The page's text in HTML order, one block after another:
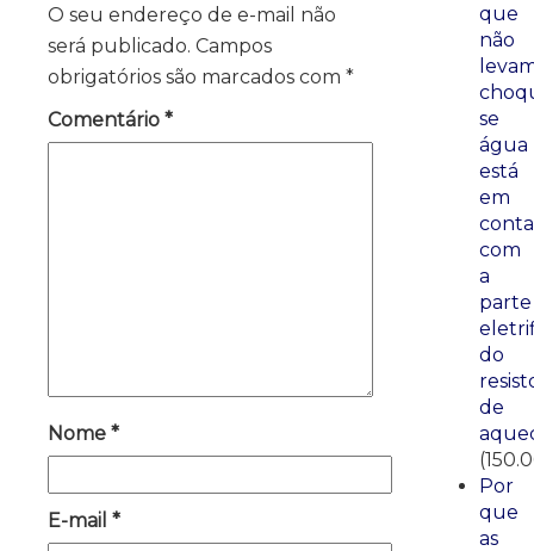
O seu endereço de e-mail não
será publicado. Campos
obrigatórios são marcados com *
Comentário *
Nome *
E-mail *
que
não
se
água
está
em
com
a
parte
do
de
Por
que
as